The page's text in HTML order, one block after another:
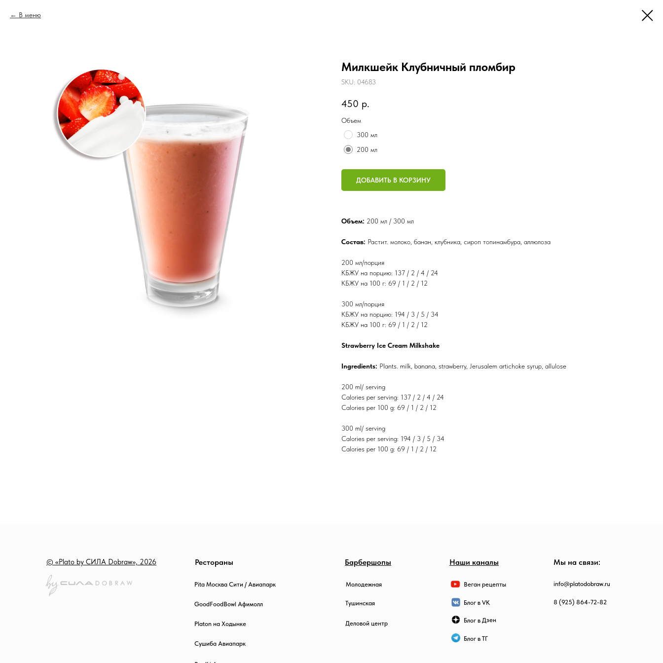
В меню
Милкшейк Клубничный пломбир
SKU: 04683
450 р.
Объем
300 мл
200 мл
ДОБАВИТЬ В КОРЗИНУ
Объем: 200 мл / 300 мл
Состав: Растит. молоко, банан, клубника, сироп топинамбура, аллюлоза
200 мл/порция
КБЖУ на порцию: 137 / 2 / 4 / 24
КБЖУ на 100 г: 69 / 1 / 2 / 12
300 мл/порция
КБЖУ на порцию: 194 / 3 / 5 / 34
КБЖУ на 100 г: 69 / 1 / 2 / 12
Strawberry Ice Cream Milkshake
Ingredients: Plants. milk, banana, strawberry, Jerusalem artichoke syrup, allulose
200 ml/ serving
Calories per serving: 137 / 2 / 4 / 24
Calories per 100 g: 69 / 1 / 2 / 12
300 ml/ serving
Calories per serving: 194 / 3 / 5 / 34
Calories per 100 g: 69 / 1 / 2 / 12
© «Plato by СИЛА Dobraw», 2026 Барбершопы
Молодежная
Тушинская
Деловой центр
Рестораны
Pita Москва Сити / Авиапарк
GoodFoodBowl Афимолл
Platon на Ходынке
Сушиба Авиапарк
Наши каналы
Блог в VK
Веган рецепты
Блог в Дзен
Блог в ТГ
Мы на связи:
info@platodobraw.ru
8 (925) 864-72-82